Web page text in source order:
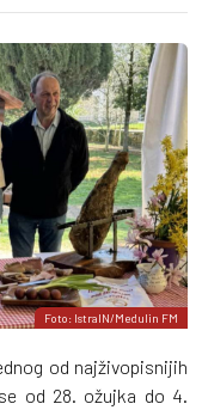
Foto: IstraIN/Medulin FM
od najživopisnijih
od 28. ožujka do 4.